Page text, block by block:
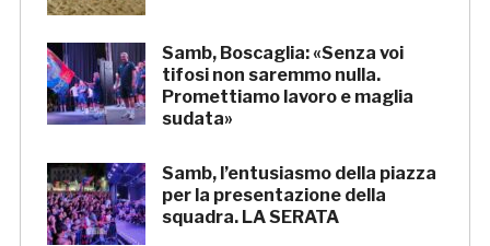
Samb, Boscaglia: «Senza voi
tifosi non saremmo nulla.
Promettiamo lavoro e maglia
sudata»
Samb, l’entusiasmo della piazza
per la presentazione della
squadra. LA SERATA